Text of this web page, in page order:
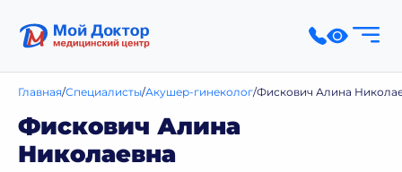
Главная Специалисты Акушер-гинеколог Фискович Алина
Фискович Алина
Николаевна